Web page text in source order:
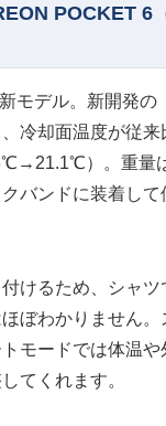
POCKET 6
モデル。新開発の
冷却面温度が従
）。重量
バンドに装着し
けるため、シャ
ぼわかりません
モードでは体温
てくれます。